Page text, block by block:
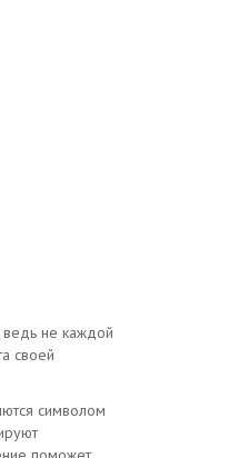
ведь не каждой
своей
символом